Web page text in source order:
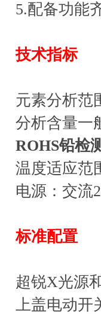
5.配备功能
技术指标
元素分析范
分析含量一
ROHS铅检
温度适应
电源：交流
标准配置
超锐X光源
上盖电动开